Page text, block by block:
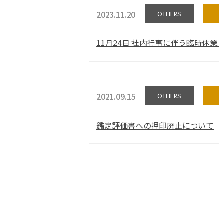
2023.11.20 OTHERS
11月24日 社内行事に伴う臨時休
2021.09.15 OTHERS
鑑定評価書への押印廃止について